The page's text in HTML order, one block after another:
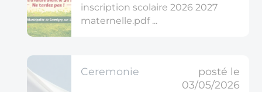
inscription scolaire 2026 2027
maternelle.pdf ...
ceremonie
posté le
03/05/2026